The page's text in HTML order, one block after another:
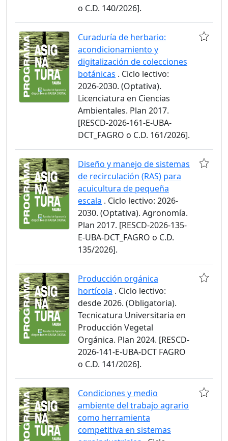
o C.D. 140/2026].
Curaduría de herbario:
acondicionamiento y
digitalización de colecciones
botánicas . Ciclo lectivo:
2026-2030. (Optativa).
Licenciatura en Ciencias
Ambientales. Plan 2017.
[RESCD-2026-161-E-UBA-
DCT_FAGRO o C.D. 161/2026].
Diseño y manejo de sistemas
de recirculación (RAS) para
acuicultura de pequeña
escala . Ciclo lectivo: 2026-
2030. (Optativa). Agronomía.
Plan 2017. [RESCD-2026-135-
E-UBA-DCT_FAGRO o C.D.
135/2026].
Producción orgánica
hortícola . Ciclo lectivo:
desde 2026. (Obligatoria).
Tecnicatura Universitaria en
Producción Vegetal
Orgánica. Plan 2024. [RESCD-
2026-141-E-UBA-DCT FAGRO
o C.D. 141/2026].
Condiciones y medio
ambiente del trabajo agrario
como herramienta
competitiva en sistemas